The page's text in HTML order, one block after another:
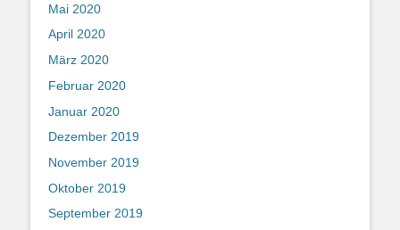
Mai 2020
April 2020
März 2020
Februar 2020
Januar 2020
Dezember 2019
November 2019
Oktober 2019
September 2019